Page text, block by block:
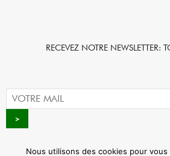
RECEVEZ NOTRE NEWSLETTER:
Nous utilisons des cookies pour vous